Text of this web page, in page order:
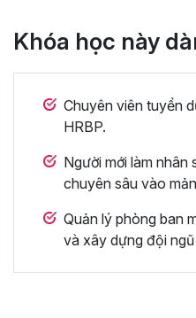
Khóa học này
Chuyên viên tuyển
HRBP.
Người mới làm
chuyên sâu vào
Quản lý phòng ban
và xây dựng đội ngũ